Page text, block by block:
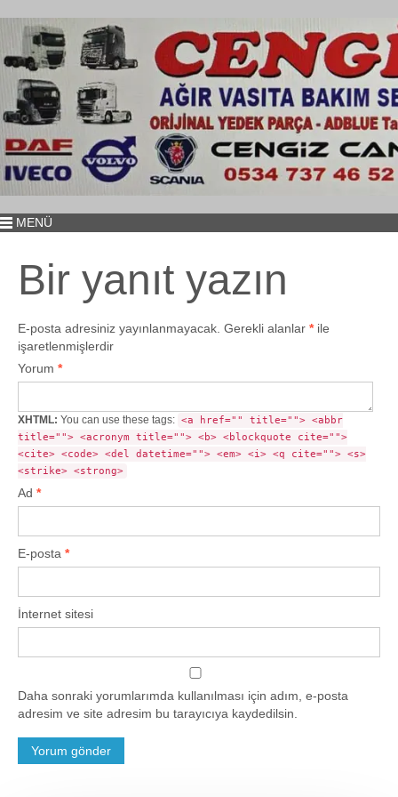
MENÜ
Bir yanıt yazın
E-posta adresiniz yayınlanmayacak. Gerekli alanlar *ile
işaretlenmişlerdir
Yorum *
XHTML: You can use these tags: <a href="" title=""> <abbr
title=""> <acronym title=""> <b> <blockquote cite="">
<cite> <code> <del datetime=""> <em> <i> <q cite=""> <s>
<strike> <strong>
Ad *
E-posta *
İnternet sitesi
Daha sonraki yorumlarımda kullanılması için adım, e-posta
adresim ve site adresim bu tarayıcıya kaydedilsin.